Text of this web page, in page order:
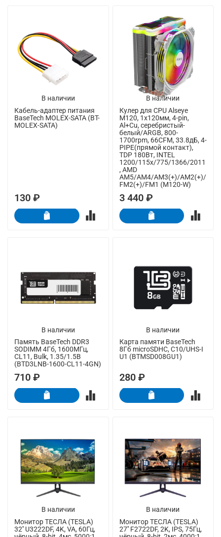
В наличии
Кабель-адаптер питания
BaseTech MOLEX-SATA (BT-
MOLEX-SATA)
130 ₽
В наличии
Кулер для CPU Alseye
M120, 1х120мм, 4-pin,
Al+Cu, серебристый-
белый/ARGB, 800-
1700rpm, 66CFM, 33.8дБ, 4-
PIPE(прямой контакт),
TDP 180Вт, INTEL
1200/115x/775/1366/2011
, AMD
AM5/AM4/AM3(+)/AM2(+)/
FM2(+)/FM1 (M120-W)
3 440 ₽
В наличии
Память BaseTech DDR3
SODIMM 4Гб, 1600МГц,
CL11, Bulk, 1.35/1.5В
(BTD3LNB-1600-CL11-4GN)
710 ₽
В наличии
Карта памяти BaseTech
8Гб microSDHC, C10/UHS-I
U1 (BTMSD008GU1)
280 ₽
В наличии
Монитор ТЕСЛА (TESLA)
32'' U3222DF, 4K, VA, 60Гц,
В наличии
Монитор ТЕСЛА (TESLA)
27'' F2722DF, 2K, IPS, 75Гц,